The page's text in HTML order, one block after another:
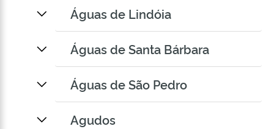
Águas de Lindóia
Águas de Santa Bárbara
Águas de São Pedro
Agudos